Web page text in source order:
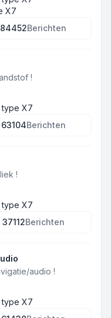
X7
84452Berichten
!
type X7
63104Berichten
!
type X7
37112Berichten
audio !
type X7